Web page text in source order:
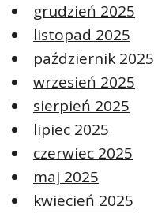
grudzień 2025
listopad 2025
październik 2025
wrzesień 2025
sierpień 2025
lipiec 2025
czerwiec 2025
maj 2025
kwiecień 2025